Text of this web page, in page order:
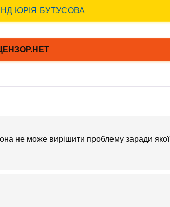
не може вирішити проблему заради якої